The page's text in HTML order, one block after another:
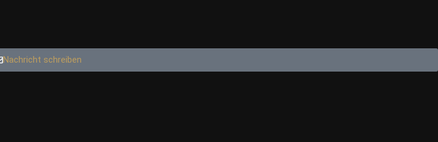
Nachricht schreiben